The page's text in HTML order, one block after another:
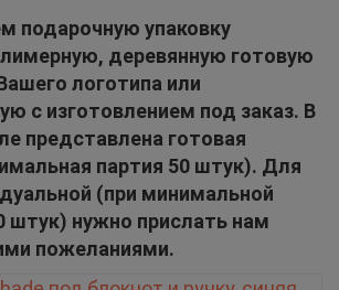
подарочную упаковку
деревянную готовую
логотипа или
с изготовлением под заказ. В
представлена готовая
партия 50 штук). Для
(при минимальной
штук) нужно прислать нам
пожеланиями.